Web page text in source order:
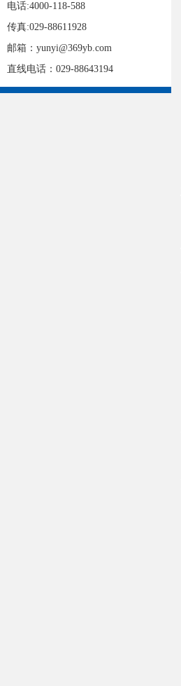
电话:4000-118-588
传真:029-88611928
邮箱：yunyi@369yb.com
直线电话：029-88643194